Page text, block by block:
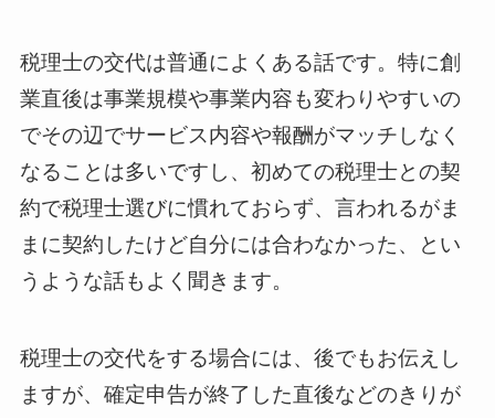
税理士の交代は普通によくある話です。特に創
業直後は事業規模や事業内容も変わりやすいの
でその辺でサービス内容や報酬がマッチしなく
なることは多いですし、初めての税理士との契
約で税理士選びに慣れておらず、言われるがま
まに契約したけど自分には合わなかった、とい
うような話もよく聞きます。
税理士の交代をする場合には、後でもお伝えし
ますが、確定申告が終了した直後などのきりが